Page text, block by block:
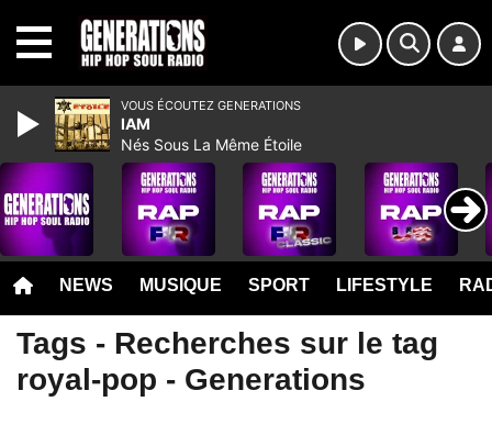
NEWS MUSIQUE SPORT LIFESTYLE
Tags - Recherches sur le tag
royal-pop - Generations
VOUS ÉCOUTEZ GENERATIONS
IAM
Nés Sous La Même Étoile